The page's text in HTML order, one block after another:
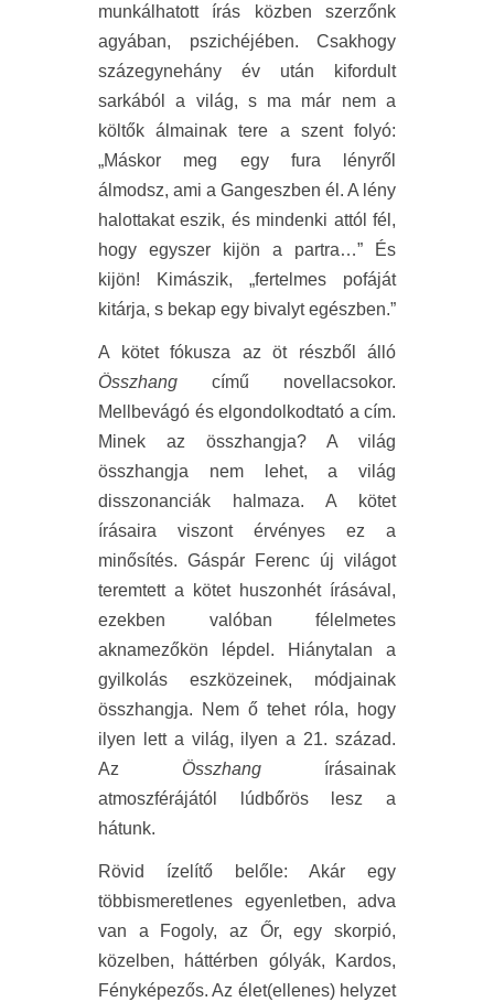
munkálhatott írás közben szerzőnk
agyában, pszichéjében. Csakhogy
százegynehány év után kifordult
sarkából a világ, s ma már nem a
költők álmainak tere a szent folyó:
„Máskor meg egy fura lényről
álmodsz, ami a Gangeszben él. A lény
halottakat eszik, és mindenki attól fél,
hogy egyszer kijön a partra…” És
kijön! Kimászik, „fertelmes pofáját
kitárja, s bekap egy bivalyt egészben.”
A kötet fókusza az öt részből álló
Összhang című novellacsokor.
Mellbevágó és elgondolkodtató a cím.
Minek az összhangja? A világ
összhangja nem lehet, a világ
disszonanciák halmaza. A kötet
írásaira viszont érvényes ez a
minősítés. Gáspár Ferenc új világot
teremtett a kötet huszonhét írásával,
ezekben valóban félelmetes
aknamezőkön lépdel. Hiánytalan a
gyilkolás eszközeinek, módjainak
összhangja. Nem ő tehet róla, hogy
ilyen lett a világ, ilyen a 21. század.
Az Összhang írásainak
atmoszférájától lúdbőrös lesz a
hátunk.
Rövid ízelítő belőle: Akár egy
többismeretlenes egyenletben, adva
van a Fogoly, az Őr, egy skorpió,
közelben, háttérben gólyák, Kardos,
Fényképezős. Az élet(ellenes) helyzet